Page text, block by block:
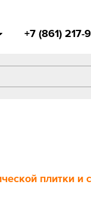
+7 (861) 217-
плитки и